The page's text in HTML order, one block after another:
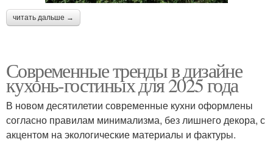
читать дальше →
Современные тренды в дизайне
кухонь-гостиных для 2025 года
В новом десятилетии современные кухни оформлены
согласно правилам минимализма, без лишнего декора, с
акцентом на экологические материалы и фактуры.